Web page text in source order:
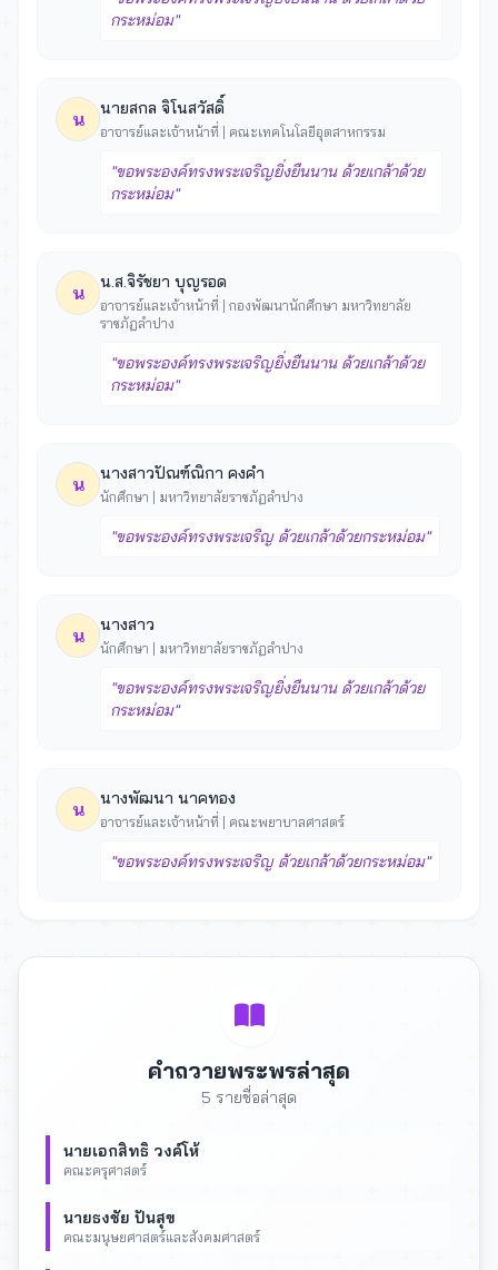
กระหม่อม"
น นายสกล จิโนสวัสดิ์
อาจารย์และเจ้าหน้าที่ | คณะเทคโนโลยีอุตสาหกรรม
"ขอพระองค์ทรงพระเจริญยิ่งยืนนาน ด้วยเกล้าด้วย
กระหม่อม"
น น.ส.จิรัชยา บุญรอด
อาจารย์และเจ้าหน้าที่ | กองพัฒนานักศึกษา มหาวิทยาลัย
ราชภัฏลำปาง
"ขอพระองค์ทรงพระเจริญยิ่งยืนนาน ด้วยเกล้าด้วย
กระหม่อม"
น นางสาวปัณฑ์ณิกา คงคำ
นักศึกษา | มหาวิทยาลัยราชภัฏลำปาง
"ขอพระองค์ทรงพระเจริญ ด้วยเกล้าด้วยกระหม่อม"
น นางสาว
นักศึกษา | มหาวิทยาลัยราชภัฏลำปาง
"ขอพระองค์ทรงพระเจริญยิ่งยืนนาน ด้วยเกล้าด้วย
กระหม่อม"
น นางพัฒนา นาคทอง
อาจารย์และเจ้าหน้าที่ | คณะพยาบาลศาสตร์
"ขอพระองค์ทรงพระเจริญ ด้วยเกล้าด้วยกระหม่อม"
คำถวายพระพรล่าสุด
5 รายชื่อล่าสุด
นายเอกสิทธิ วงค์โห้
คณะครุศาสตร์
นายธงชัย ปันสุข
คณะมนุษยศาสตร์และสังคมศาสตร์